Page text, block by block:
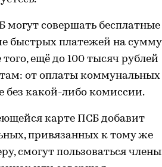
могут совершать бесплатные
быстрых платежей на сумму
ещё до 100 тысяч рублей
от оплаты коммунальных
без какой-либо комиссии.
карте ПСБ добавит
привязанных к тому же
смогут пользоваться члены